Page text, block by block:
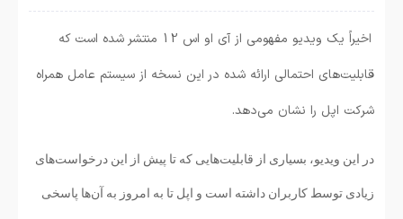
اخیراً یک ویدیو مفهومی از آی او اس 12 منتشر شده است که
قابلیت‌های احتمالی ارائه شده در این نسخه از سیستم عامل همراه
شرکت اپل را نشان می‌دهد.
در این ویدیو، بسیاری از قابلیت‌هایی که تا پیش از این درخواست‌های
زیادی توسط کاربران داشته است و اپل تا به امروز به آن‌ها پاسخی